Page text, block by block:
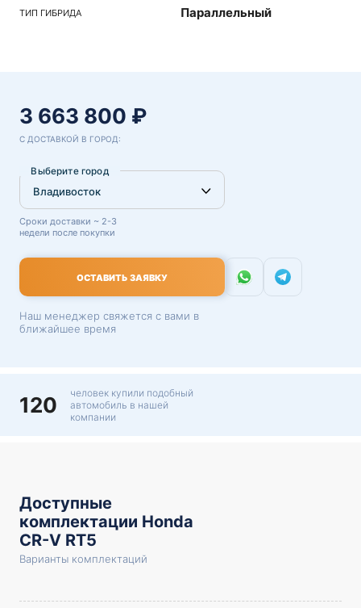
ТИП ГИБРИДА Параллельный
3 663 800 ₽
С ДОСТАВКОЙ В ГОРОД:
Выберите город
Сроки доставки ~ 2-3
недели после покупки
ОСТАВИТЬ ЗАЯВКУ
Наш менеджер свяжется с вами в
ближайшее время
120
человек купили подобный
автомобиль в нашей
компании
Доступные
комплектации Honda
CR-V RT5
Варианты комплектаций